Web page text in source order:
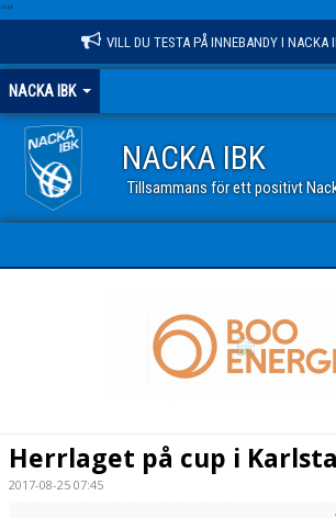
""
VILL DU TESTA PÅ INNEBANDY I NACKA
NACKA IBK
NACKA IBK
Tillsammans för ett positivt
OM KLUBBEN
Herrlaget på cup i
2017-08-25 07:45